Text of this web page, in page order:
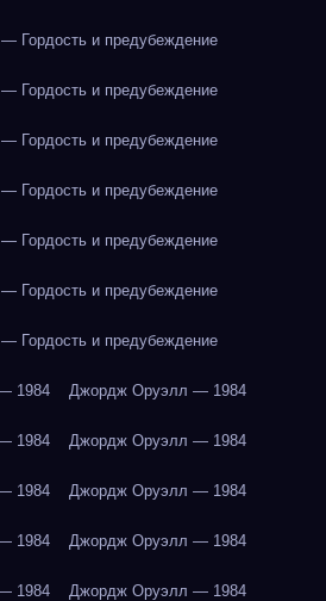
Гордость и предубеждение
Гордость и предубеждение
Гордость и предубеждение
Гордость и предубеждение
Гордость и предубеждение
Гордость и предубеждение
Гордость и предубеждение
1984 Джордж Оруэлл — 1984
1984 Джордж Оруэлл — 1984
1984 Джордж Оруэлл — 1984
1984 Джордж Оруэлл — 1984
1984 Джордж Оруэлл — 1984